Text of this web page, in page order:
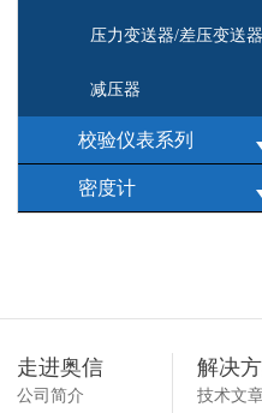
压力变送器/差压变送器
减压器
校验仪表系列
密度计
走进奥信
公司简介
解决
技术文